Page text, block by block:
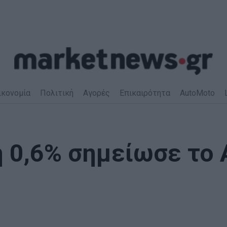
Πολιτική Αγορές Επικαιρότητα AutoMoto
0,6% σημείωσε το